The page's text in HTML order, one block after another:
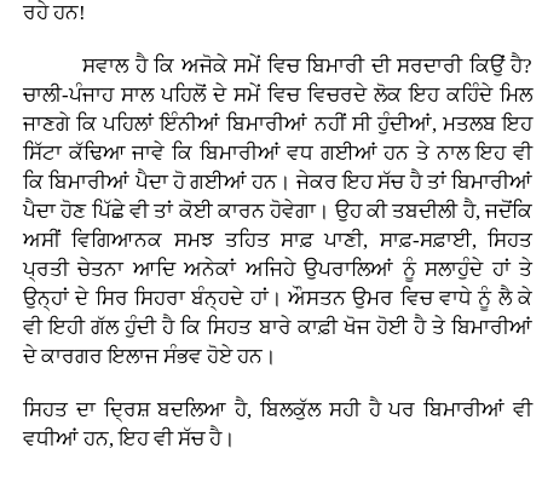
ਰਹੇ ਹਨ!
ਸਵਾਲ ਹੈ ਕਿ ਅਜੋਕੇ ਸਮੇਂ ਵਿਚ ਬਿਮਾਰੀ ਦੀ ਸਰਦਾਰੀ ਕਿਉਂ ਹੈ?
ਚਾਲੀ-ਪੰਜਾਹ ਸਾਲ ਪਹਿਲੋਂ ਦੇ ਸਮੇਂ ਵਿਚ ਵਿਚਰਦੇ ਲੋਕ ਇਹ ਕਹਿੰਦੇ ਮਿਲ
ਜਾਣਗੇ ਕਿ ਪਹਿਲਾਂ ਇੰਨੀਆਂ ਬਿਮਾਰੀਆਂ ਨਹੀਂ ਸੀ ਹੁੰਦੀਆਂ, ਮਤਲਬ ਇਹ
ਸਿੱਟਾ ਕੱਢਿਆ ਜਾਵੇ ਕਿ ਬਿਮਾਰੀਆਂ ਵਧ ਗਈਆਂ ਹਨ ਤੇ ਨਾਲ ਇਹ ਵੀ
ਕਿ ਬਿਮਾਰੀਆਂ ਪੈਦਾ ਹੋ ਗਈਆਂ ਹਨ। ਜੇਕਰ ਇਹ ਸੱਚ ਹੈ ਤਾਂ ਬਿਮਾਰੀਆਂ
ਪੈਦਾ ਹੋਣ ਪਿੱਛੇ ਵੀ ਤਾਂ ਕੋਈ ਕਾਰਨ ਹੋਵੇਗਾ। ਉਹ ਕੀ ਤਬਦੀਲੀ ਹੈ, ਜਦੋਂਕਿ
ਅਸੀਂ ਵਿਗਿਆਨਕ ਸਮਝ ਤਹਿਤ ਸਾਫ਼ ਪਾਣੀ, ਸਾਫ਼-ਸਫ਼ਾਈ, ਸਿਹਤ
ਪ੍ਰਤੀ ਚੇਤਨਾ ਆਦਿ ਅਨੇਕਾਂ ਅਜਿਹੇ ਉਪਰਾਲਿਆਂ ਨੂੰ ਸਲਾਹੁੰਦੇ ਹਾਂ ਤੇ
ਉਨ੍ਹਾਂ ਦੇ ਸਿਰ ਸਿਹਰਾ ਬੰਨ੍ਹਦੇ ਹਾਂ। ਔਸਤਨ ਉਮਰ ਵਿਚ ਵਾਧੇ ਨੂੰ ਲੈ ਕੇ
ਵੀ ਇਹੀ ਗੱਲ ਹੁੰਦੀ ਹੈ ਕਿ ਸਿਹਤ ਬਾਰੇ ਕਾਫ਼ੀ ਖੋਜ ਹੋਈ ਹੈ ਤੇ ਬਿਮਾਰੀਆਂ
ਦੇ ਕਾਰਗਰ ਇਲਾਜ ਸੰਭਵ ਹੋਏ ਹਨ।
ਸਿਹਤ ਦਾ ਦ੍ਰਿਸ਼ ਬਦਲਿਆ ਹੈ, ਬਿਲਕੁੱਲ ਸਹੀ ਹੈ ਪਰ ਬਿਮਾਰੀਆਂ ਵੀ
ਵਧੀਆਂ ਹਨ, ਇਹ ਵੀ ਸੱਚ ਹੈ।